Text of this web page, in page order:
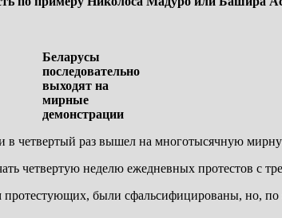
Беларусы
последовательно
выходят на
мирные
демонстрации
в четвертый раз вышел на многотысячную
четвертую неделю ежедневных протестов с
были сфальсифицированы, но,